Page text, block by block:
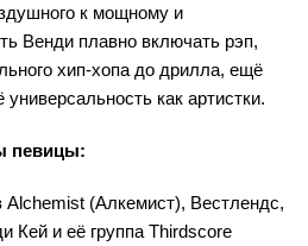
к мощному и
Венди плавно включать рэп,
хип-хопа до дрилла, ещё
как артистки.
певицы:
(Алкемист), Вестлендс,
Кей и её группа Thirdscore